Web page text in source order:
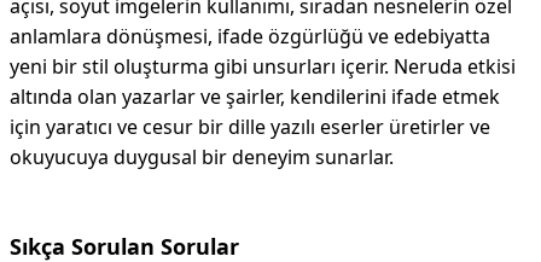
açısı, soyut imgelerin kullanımı, sıradan nesnelerin özel
anlamlara dönüşmesi, ifade özgürlüğü ve edebiyatta
yeni bir stil oluşturma gibi unsurları içerir. Neruda etkisi
altında olan yazarlar ve şairler, kendilerini ifade etmek
için yaratıcı ve cesur bir dille yazılı eserler üretirler ve
okuyucuya duygusal bir deneyim sunarlar.
Sıkça Sorulan Sorular